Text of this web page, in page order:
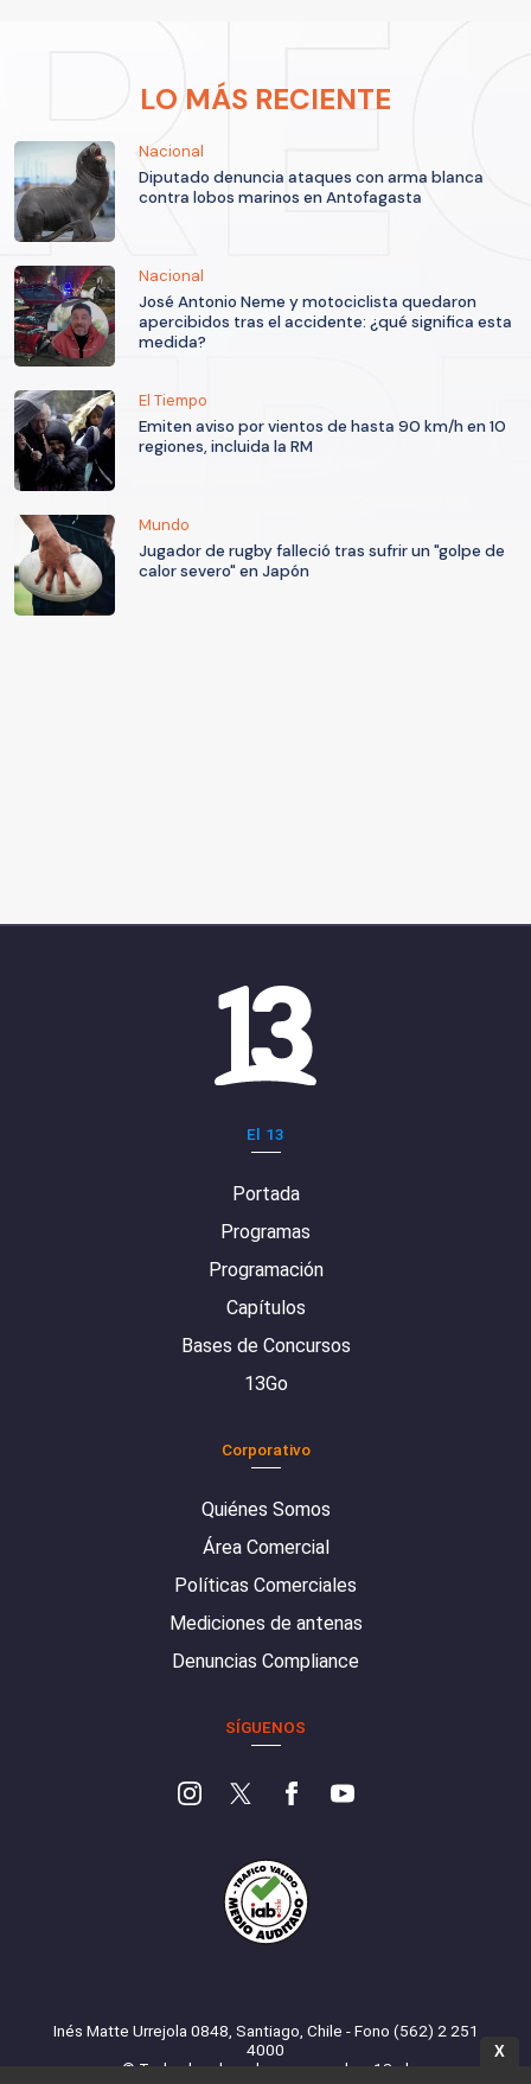
LO MÁS RECIENTE
Nacional
Diputado denuncia ataques con arma blanca
contra lobos marinos en Antofagasta
Nacional
José Antonio Neme y motociclista quedaron
apercibidos tras el accidente: ¿qué significa esta
medida?
El Tiempo
Emiten aviso por vientos de hasta 90 km/h en 10
regiones, incluida la RM
Mundo
Jugador de rugby falleció tras sufrir un "golpe de
calor severo" en Japón
El 13
Portada
Programas
Programación
Capítulos
Bases de Concursos
13Go
Corporativo
Quiénes Somos
Área Comercial
Políticas Comerciales
Mediciones de antenas
Denuncias Compliance
SÍGUENOS
Inés Matte Urrejola 0848, Santiago, Chile - Fono (562) 2 251
4000
© Todos los derechos reservados. 13.cl
X